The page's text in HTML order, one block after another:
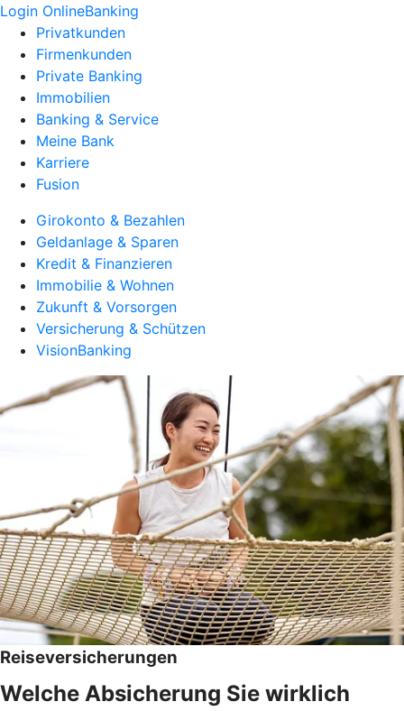
Login OnlineBanking
Privatkunden
Firmenkunden
Private Banking
Immobilien
Banking & Service
Meine Bank
Karriere
Fusion
Girokonto & Bezahlen
Geldanlage & Sparen
Kredit & Finanzieren
Immobilie & Wohnen
Zukunft & Vorsorgen
Versicherung & Schützen
VisionBanking
Reiseversicherungen
Welche Absicherung Sie wirklich